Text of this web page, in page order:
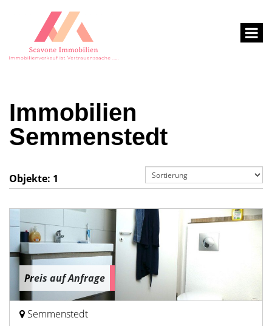
Immobilien
Semmenstedt
Objekte: 1
Preis auf Anfrage
Semmenstedt